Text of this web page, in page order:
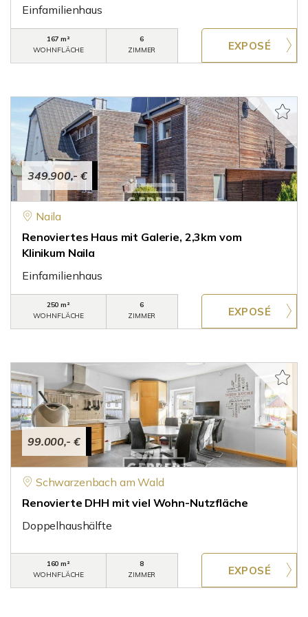
Einfamilienhaus
167 m²
WOHNFLÄCHE
6
ZIMMER
349.900,- €
Naila
Renoviertes Haus mit Galerie, 2,3km vom
Klinikum Naila
Einfamilienhaus
250 m²
WOHNFLÄCHE
6
ZIMMER
99.000,- €
Schwarzenbach am Wald
Renovierte DHH mit viel Wohn-Nutzfläche
Doppelhaushälfte
160 m²
WOHNFLÄCHE
8
ZIMMER